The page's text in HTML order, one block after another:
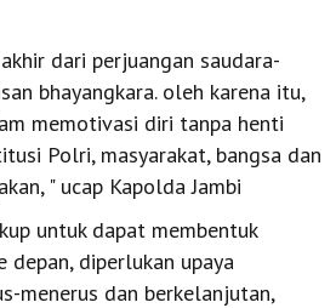
dari perjuangan saudara-
bhayangkara. oleh karena itu,
memotivasi diri tanpa henti
Polri, masyarakat, bangsa dan
" ucap Kapolda Jambi
untuk dapat membentuk
diperlukan upaya
menerus dan berkelanjutan,